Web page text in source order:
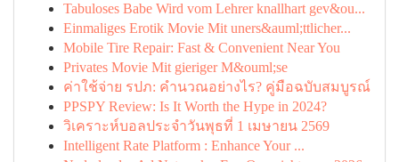
Tabuloses Babe Wird vom Lehrer knallhart gev&ou...
Einmaliges Erotik Movie Mit uners&auml;ttlicher...
Mobile Tire Repair: Fast & Convenient Near You
Privates Movie Mit gieriger M&ouml;se
ค่าใช้จ่าย รปภ: คำนวณอย่างไร? คู่มือฉบับสมบูรณ์
PPSPY Review: Is It Worth the Hype in 2024?
วิเคราะห์บอลประจำวันพุธที่ 1 เมษายน 2569
Intelligent Rate Platform : Enhance Your ...